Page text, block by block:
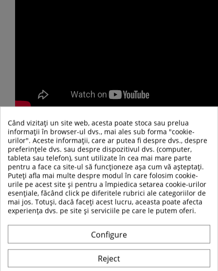
Când vizitați un site web, acesta poate stoca sau prelua
informații în browser-ul dvs., mai ales sub forma "cookie-
urilor". Aceste informații, care ar putea fi despre dvs., despre
preferințele dvs. sau despre dispozitivul dvs. (computer,
tableta sau telefon), sunt utilizate în cea mai mare parte
pentru a face ca site-ul să funcționeze așa cum vă așteptați.
Puteți afla mai multe despre modul în care folosim cookie-
urile pe acest site și pentru a împiedica setarea cookie-urilor
esențiale, făcând click pe diferitele rubrici ale categoriilor de
mai jos. Totuși, dacă faceți acest lucru, aceasta poate afecta
experiența dvs. pe site și serviciile pe care le putem oferi.
Configure
Reject